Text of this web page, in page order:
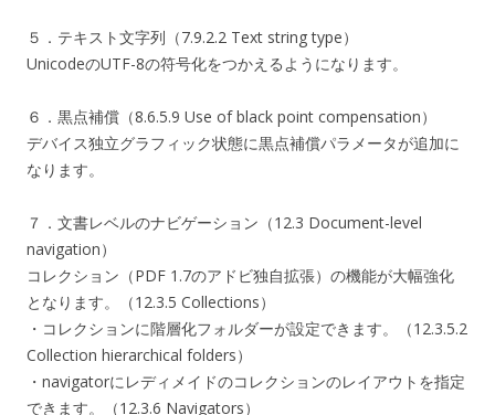
５．テキスト文字列（7.9.2.2 Text string type）
UnicodeのUTF-8の符号化をつかえるようになります。
６．黒点補償（8.6.5.9 Use of black point compensation）
デバイス独立グラフィック状態に黒点補償パラメータが追加に
なります。
７．文書レベルのナビゲーション（12.3 Document-level
navigation）
コレクション（PDF 1.7のアドビ独自拡張）の機能が大幅強化
となります。（12.3.5 Collections）
・コレクションに階層化フォルダーが設定できます。（12.3.5.2
Collection hierarchical folders）
・navigatorにレディメイドのコレクションのレイアウトを指定
できます。（12.3.6 Navigators）